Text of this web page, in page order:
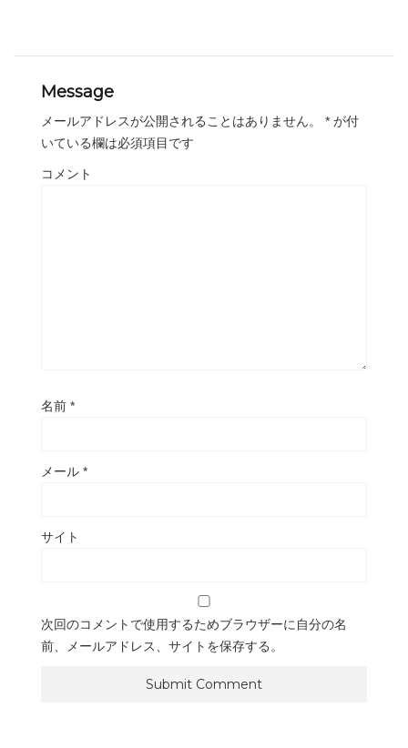
Message
メールアドレスが公開されることはありません。 * が付
いている欄は必須項目です
コメント
名前 *
メール *
サイト
次回のコメントで使用するためブラウザーに自分の名
前、メールアドレス、サイトを保存する。